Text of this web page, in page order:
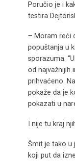
Poručio je i
testira
– Moram reći
popuštanja u
sporazuma.
od najvažnijih
prihvaćeno.
pokaže da je
pokazati u
I nije tu kraj
Šmit je tako u
koji put da